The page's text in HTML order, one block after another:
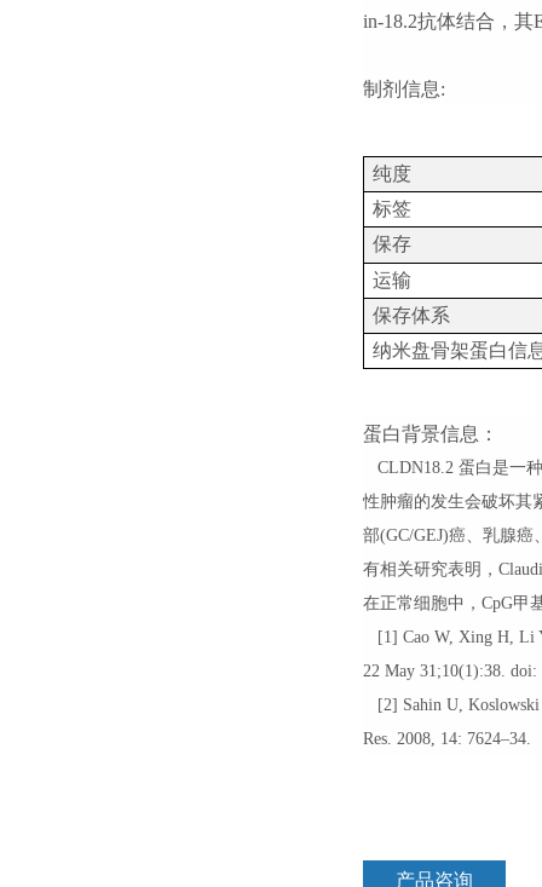
in-18.2抗体结合，其
制剂信息:
纯度
标签
保存
运输
保存体系
纳米盘骨架蛋白信
蛋白背景信息：
CLDN18.2 蛋白是一
性肿瘤的发生会破坏其
部(GC/GEJ)癌、乳腺癌
有相关研究表明，
在正常细胞中， CpG甲
[1] Cao W, Xing H, Li
22 May 31;10(1):38. doi:
[2] Sahin U, Koslowski
Res. 2008, 14: 7624–34.
产品咨询